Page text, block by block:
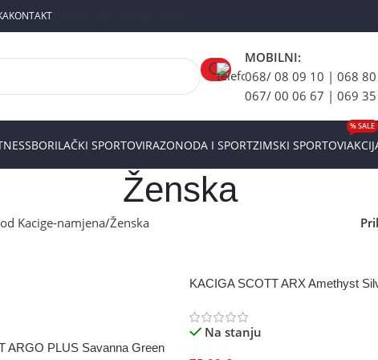
KONTAKT
MOBILNI:
068/ 08 09 10 | 068
067/ 00 06 67 | 069
BORILAČKI SPORTOVIRAZONODA I SPORTZIMSKI SPORTOVI
% SALE
Ženska
Kacige-namjena Ženska
ARGO PLUS Savanna Green
KACIGA SCOTT ARX Amethyst
Na stanju